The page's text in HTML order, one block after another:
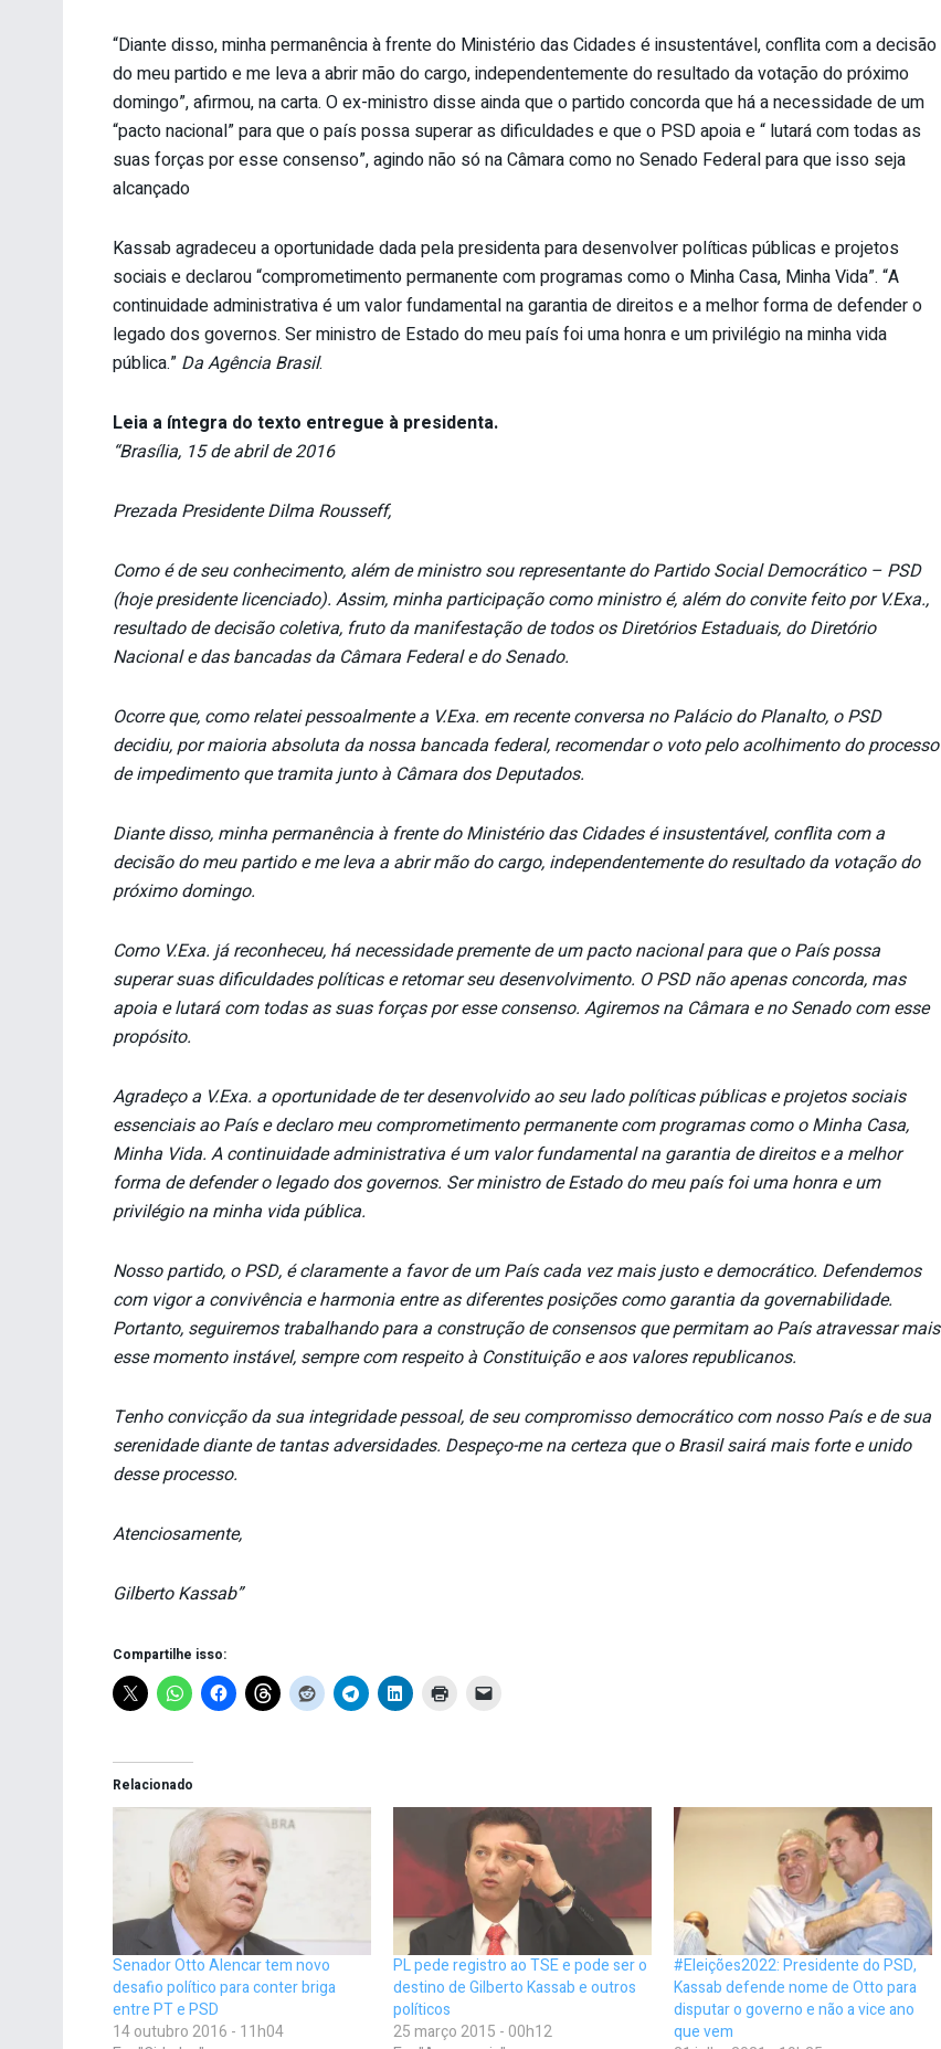
“Diante disso, minha permanência à frente do Ministério das Cidades é insustentável, conflita com a decisão
do meu partido e me leva a abrir mão do cargo, independentemente do resultado da votação do próximo
domingo”, afirmou, na carta. O ex-ministro disse ainda que o partido concorda que há a necessidade de um
“pacto nacional” para que o país possa superar as dificuldades e que o PSD apoia e “ lutará com todas as
suas forças por esse consenso”, agindo não só na Câmara como no Senado Federal para que isso seja
alcançado
Kassab agradeceu a oportunidade dada pela presidenta para desenvolver políticas públicas e projetos
sociais e declarou “comprometimento permanente com programas como o Minha Casa, Minha Vida”. “A
continuidade administrativa é um valor fundamental na garantia de direitos e a melhor forma de defender o
legado dos governos. Ser ministro de Estado do meu país foi uma honra e um privilégio na minha vida
pública.” Da Agência Brasil.
Leia a íntegra do texto entregue à presidenta.
“Brasília, 15 de abril de 2016
Prezada Presidente Dilma Rousseff,
Como é de seu conhecimento, além de ministro sou representante do Partido Social Democrático – PSD
(hoje presidente licenciado). Assim, minha participação como ministro é, além do convite feito por V.Exa.,
resultado de decisão coletiva, fruto da manifestação de todos os Diretórios Estaduais, do Diretório
Nacional e das bancadas da Câmara Federal e do Senado.
Ocorre que, como relatei pessoalmente a V.Exa. em recente conversa no Palácio do Planalto, o PSD
decidiu, por maioria absoluta da nossa bancada federal, recomendar o voto pelo acolhimento do processo
de impedimento que tramita junto à Câmara dos Deputados.
Diante disso, minha permanência à frente do Ministério das Cidades é insustentável, conflita com a
decisão do meu partido e me leva a abrir mão do cargo, independentemente do resultado da votação do
próximo domingo.
Como V.Exa. já reconheceu, há necessidade premente de um pacto nacional para que o País possa
superar suas dificuldades políticas e retomar seu desenvolvimento. O PSD não apenas concorda, mas
apoia e lutará com todas as suas forças por esse consenso. Agiremos na Câmara e no Senado com esse
propósito.
Agradeço a V.Exa. a oportunidade de ter desenvolvido ao seu lado políticas públicas e projetos sociais
essenciais ao País e declaro meu comprometimento permanente com programas como o Minha Casa,
Minha Vida. A continuidade administrativa é um valor fundamental na garantia de direitos e a melhor
forma de defender o legado dos governos. Ser ministro de Estado do meu país foi uma honra e um
privilégio na minha vida pública.
Nosso partido, o PSD, é claramente a favor de um País cada vez mais justo e democrático. Defendemos
com vigor a convivência e harmonia entre as diferentes posições como garantia da governabilidade.
Portanto, seguiremos trabalhando para a construção de consensos que permitam ao País atravessar mais
esse momento instável, sempre com respeito à Constituição e aos valores republicanos.
Tenho convicção da sua integridade pessoal, de seu compromisso democrático com nosso País e de sua
serenidade diante de tantas adversidades. Despeço-me na certeza que o Brasil sairá mais forte e unido
desse processo.
Atenciosamente,
Gilberto Kassab”
Compartilhe isso:
Relacionado
Senador Otto Alencar tem novo
desafio político para conter briga
entre PT e PSD
14 outubro 2016 - 11h04
PL pede registro ao TSE e pode ser o
destino de Gilberto Kassab e outros
políticos
25 março 2015 - 00h12
#Eleições2022: Presidente do PSD,
Kassab defende nome de Otto para
disputar o governo e não a vice ano
que vem